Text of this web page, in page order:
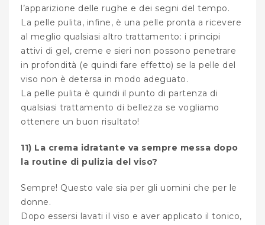
l’apparizione delle rughe e dei segni del tempo.
La pelle pulita, infine, è una pelle pronta a ricevere
al meglio qualsiasi altro trattamento: i principi
attivi di gel, creme e sieri non possono penetrare
in profondità (e quindi fare effetto) se la pelle del
viso non è detersa in modo adeguato.
La pelle pulita è quindi il punto di partenza di
qualsiasi trattamento di bellezza se vogliamo
ottenere un buon risultato!
11) La crema idratante va sempre messa dopo
la routine di pulizia del viso?
Sempre! Questo vale sia per gli uomini che per le
donne.
Dopo essersi lavati il viso e aver applicato il tonico,